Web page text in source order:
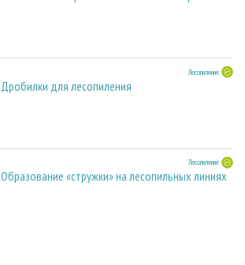
Лесопиление
Дробилки для лесопиления
Лесопиление
Образование «стружки» на лесопильных линиях